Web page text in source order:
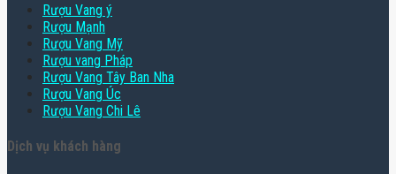
Rượu Vang ý
Rượu Mạnh
Rượu Vang Mỹ
Rượu vang Pháp
Rượu Vang Tây Ban Nha
Rượu Vang Úc
Rượu Vang Chi Lê
Dịch vụ khách hàng